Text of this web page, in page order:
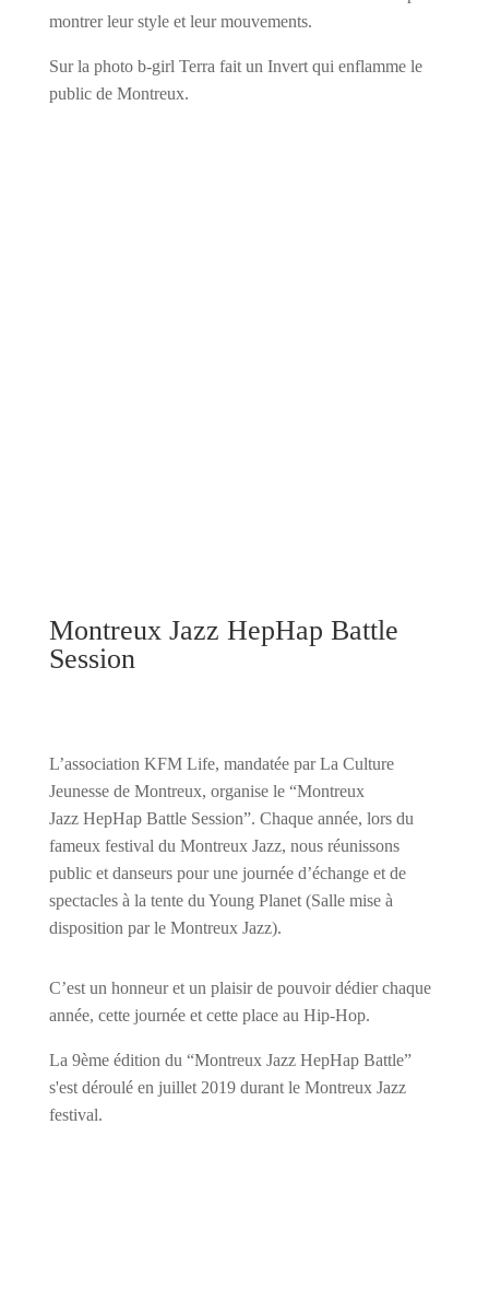
montrer leur style et leur mouvements.
Sur la photo b-girl Terra fait un Invert qui enflamme le
public de Montreux.
Montreux Jazz HepHap Battle
Session
L’association KFM Life, mandatée par La Culture
Jeunesse de Montreux, organise le “Montreux
Jazz HepHap Battle Session”. Chaque année, lors du
fameux festival du Montreux Jazz, nous réunissons
public et danseurs pour une journée d’échange et de
spectacles à la tente du Young Planet (Salle mise à
disposition par le Montreux Jazz).
C’est un honneur et un plaisir de pouvoir dédier chaque
année, cette journée et cette place au Hip-Hop.
La 9ème édition du “Montreux Jazz HepHap Battle”
s'est déroulé en juillet 2019 durant le Montreux Jazz
festival.